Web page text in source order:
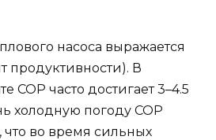
насоса выражается
продуктивности). В
COP часто достигает 3–4.5
холодную погоду COP
что во время сильных